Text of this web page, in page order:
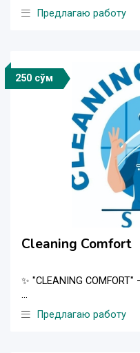
Предлагаю работу
250 сўм
Cleaning Comfort
✨ "CLEANING
...
Предлагаю работу